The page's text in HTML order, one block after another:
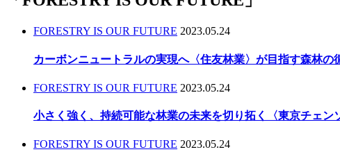
FORESTRY IS OUR FUTURE 2023.05.24
カーボンニュートラルの実現へ〈住友林業〉が目指す森林の
FORESTRY IS OUR FUTURE 2023.05.24
小さく強く、持続可能な林業の未来を切り拓く〈東京チェン
FORESTRY IS OUR FUTURE 2023.05.24